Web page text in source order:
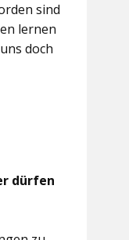
sind
lernen
doch
dürfen